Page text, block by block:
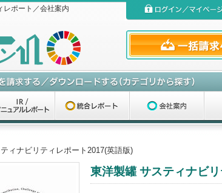
レポート／会社案内
ィナビリティレポート2017(英語版)
東洋製罐 サスティナビ